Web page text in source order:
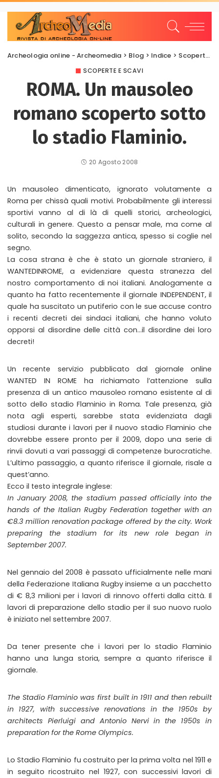
Archeologia online - Archeomedia > Blog > Indice > Scoperte e scavi
SCOPERTE E SCAVI
ROMA. Un mausoleo
romano scoperto sotto
lo stadio Flaminio.
20 Agosto 2008
Un mausoleo dimenticato, ignorato volutamente a
Roma per chissà quali motivi. Probabilmente gli interessi
sportivi vanno al di là di quelli storici, archeologici,
culturali in genere. Questo a pensar male, ma come al
solito, secondo la saggezza antica, spesso si coglie nel
segno.
La cosa strana è che è stato un giornale straniero, il
WANTEDINROME, a evidenziare questa stranezza del
nostro comportamento di noi italiani. Analogamente a
quanto ha fatto recentemente il giornale INDEPENDENT, il
quale ha suscitato un putiferio con le sue accuse contro
i recenti decreti dei sindaci italiani, che hanno voluto
opporsi al disordine delle città con…il disordine dei loro
decreti!
Un recente servizio pubblicato dal giornale online
WANTED IN ROME ha richiamato l’attenzione sulla
presenza di un antico mausoleo romano esistente al di
sotto dello stadio Flaminio in Roma. Tale presenza, già
nota agli esperti, sarebbe stata evidenziata dagli
studiosi durante i lavori per il nuovo stadio Flaminio che
dovrebbe essere pronto per il 2009, dopo una serie di
rinvii dovuti a vari passaggi di competenze burocratiche.
L’ultimo passaggio, a quanto riferisce il giornale, risale a
quest’anno.
Ecco il testo integrale inglese:
In January 2008, the stadium passed officially into the
hands of the Italian Rugby Federation together with an
€8.3 million renovation package offered by the city. Work
preparing the stadium for its new role began in
September 2007.
Nel gennaio del 2008 è passato ufficialmente nelle mani
della Federazione Italiana Rugby insieme a un pacchetto
di € 8,3 milioni per i lavori di rinnovo offerti dalla città. Il
lavori di preparazione dello stadio per il suo nuovo ruolo
è iniziato nel settembre 2007.
Da tener presente che i lavori per lo stadio Flaminio
hanno una lunga storia, sempre a quanto riferisce il
giornale.
The Stadio Flaminio was first built in 1911 and then rebuilt
in 1927, with successive renovations in the 1950s by
architects Pierluigi and Antonio Nervi in the 1950s in
preparation for the Rome Olympics.
Lo Stadio Flaminio fu costruito per la prima volta nel 1911 e
in seguito ricostruito nel 1927, con successivi lavori di